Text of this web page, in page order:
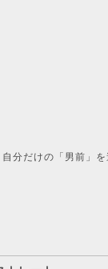
室。